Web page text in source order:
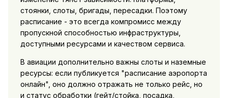
стоянки, слоты, бригады, пересадки. Поэтому
расписание - это всегда компромисс между
пропускной способностью инфраструктуры,
доступными ресурсами и качеством сервиса.
В авиации дополнительно важны слоты и наземные
ресурсы: если публикуется "расписание аэропорта
онлайн", оно должно отражать не только рейс, но
и статус обработки (гейт/стойка, посадка,